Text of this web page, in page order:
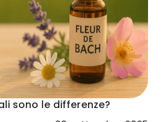
sono le differenze?